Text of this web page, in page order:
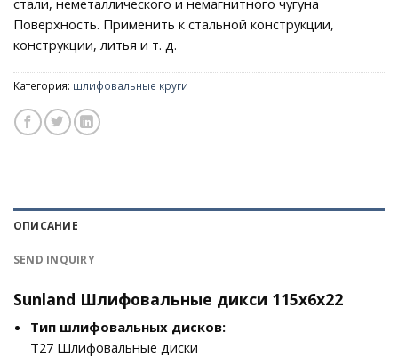
Поверхность. Применить к стальной конструкции,
конструкции, литья и т. д.
Категория: шлифовальные круги
ОПИСАНИЕ
SEND INQUIRY
Sunland Шлифовальные дикси 115x6x22
Тип шлифовальных дисков:
T27 Шлифовальные диски